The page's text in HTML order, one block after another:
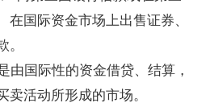
国际资金市场上出售证券、
国际性的资金借贷、结算，
活动所形成的市场。